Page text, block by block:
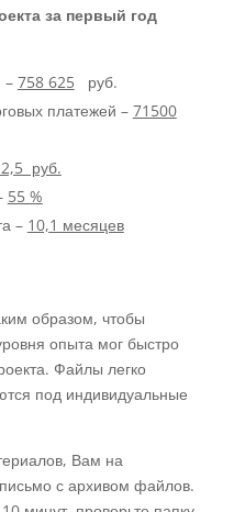
за первый год
– 758 625руб.
платежей – 71500
руб.
55 %
– 10,1 месяцев
образом, чтобы
опыта мог быстро
Файлы легко
под индивидуальные
Вам на
с архивом файлов.